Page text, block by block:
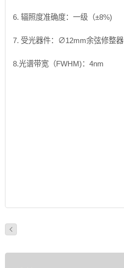
6. 辐照度准确度：一级（±8%)
7. 受光器件：∅12mm余弦修整器
8.光谱带宽（FWHM)：4nm